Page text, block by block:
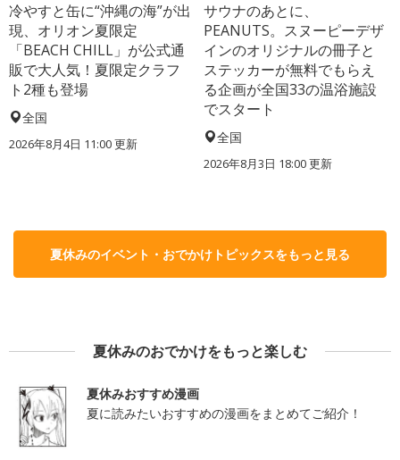
冷やすと缶に“沖縄の海”が出
現、オリオン夏限定
「BEACH CHILL」が公式通
販で大人気！夏限定クラフ
ト2種も登場
全国
2026年8月4日 11:00更新
サウナのあとに、
PEANUTS。スヌーピーデザ
インのオリジナルの冊子と
ステッカーが無料でもらえ
る企画が全国33の温浴施設
でスタート
全国
2026年8月3日 18:00更新
夏休みのイベント・おでかけトピックスをもっと見る
夏休みのおでかけをもっと楽しむ
夏休みおすすめ漫画
夏に読みたいおすすめの漫画をまとめてご紹介！